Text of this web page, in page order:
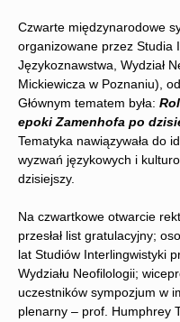
Czwarte międzynarodowe
organizowane przez Studia
Językoznawstwa, Wydział
Mickiewicza w Poznaniu),
Głównym tematem była:
epoki Zamenhofa po
Tematyka nawiązywała do
wyzwań językowych i
dzisiejszy.
Na czwartkowe otwarcie
przesłał list gratulacyjny;
lat Studiów Interlingwistyki
Wydziału Neofilologii;
uczestników sympozjum w
plenarny – prof. Humphrey